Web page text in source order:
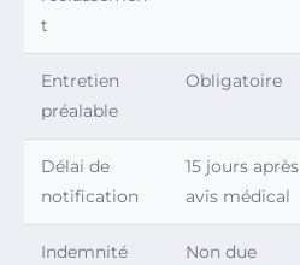
t
Entretien
préalable
Obligatoire
Délai de
notification
15 jours après
avis médical
Indemnité
Non due